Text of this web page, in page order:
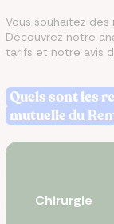
Vous souhaitez
Découvrez notre
tarifs et notre avis
Quels sont les
mutuelledu
Chirurgie